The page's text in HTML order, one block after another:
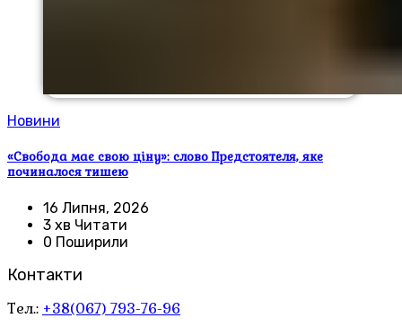
Новини
«Свобода має свою ціну»: слово Предстоятеля, яке
починалося тишею
16 Липня, 2026
3 хв Читати
0 Поширили
Контакти
Тел.: +38(067) 793-76-96